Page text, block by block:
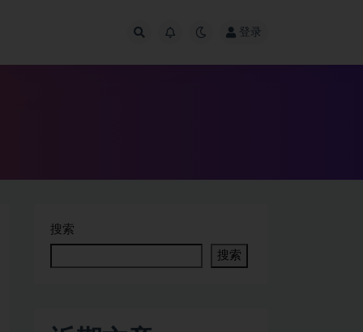
登录
搜索
搜索